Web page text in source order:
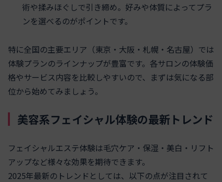
術や揉みほぐしで引き締め。好みや体質によってプラ
ンを選べるのがポイントです。
特に全国の主要エリア（東京・大阪・札幌・名古屋）では
体験プランのラインナップが豊富です。各サロンの体験価
格やサービス内容を比較しやすいので、まずは気になる部
位から始めてみましょう。
美容系フェイシャル体験の最新トレンド
フェイシャルエステ体験は毛穴ケア・保湿・美白・リフト
アップなど様々な効果を期待できます。
2025年最新のトレンドとしては、以下の点が注目されて